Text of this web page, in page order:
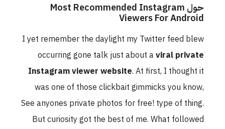
حول Most Recommended Instagram
Viewers For Android
I yet remember the daylight my Twitter feed blew
occurring gone talk just about aviral private
Instagram viewer website . At first, I thought it
was one of those clickbait gimmicks you know,
See anyones private photos for free! type of thing.
But curiosity got the best of me. What followed